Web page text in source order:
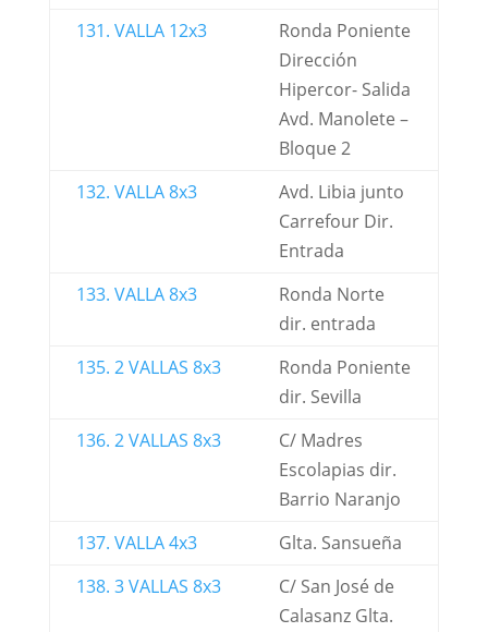
131. VALLA 12x3
Ronda Poniente
Dirección
Hipercor- Salida
Avd. Manolete –
Bloque 2
132. VALLA 8x3
Avd. Libia junto
Carrefour Dir.
Entrada
133. VALLA 8x3
Ronda Norte
dir. entrada
135. 2 VALLAS 8x3
Ronda Poniente
dir. Sevilla
136. 2 VALLAS 8x3
C/ Madres
Escolapias dir.
Barrio Naranjo
137. VALLA 4x3
Glta. Sansueña
138. 3 VALLAS 8x3
C/ San José de
Calasanz Glta.